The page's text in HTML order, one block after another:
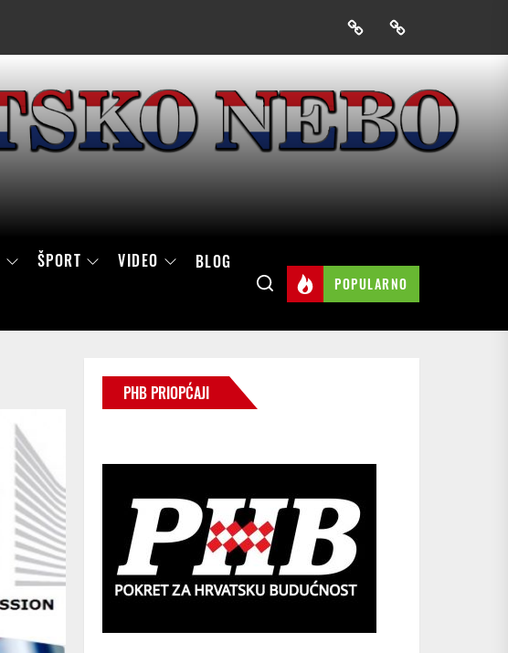
PrijavakSkini
mobilnu
Hrvatskog
neba
ŠPORT VIDEO BLOG
POPULARNO
PHB PRIOPĆAJI